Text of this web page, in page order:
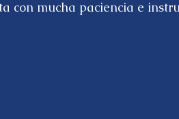
con mucha paciencia e